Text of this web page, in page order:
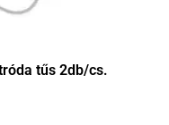
tűs 2db/cs.